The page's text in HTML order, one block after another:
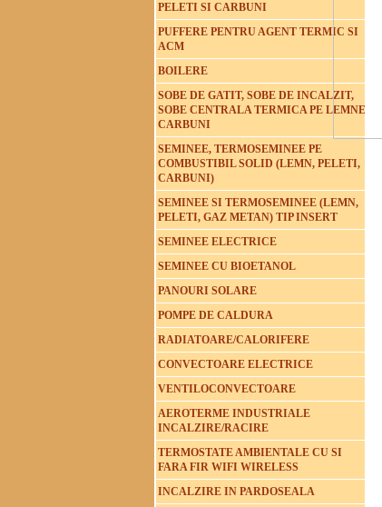
PELETI SI CARBUNI
PUFFERE PENTRU AGENT TERMIC SI
ACM
BOILERE
SOBE DE GATIT, SOBE DE INCALZIT,
SOBE CENTRALA TERMICA PE LEMNE
CARBUNI
SEMINEE, TERMOSEMINEE PE
COMBUSTIBIL SOLID (LEMN, PELETI,
CARBUNI)
SEMINEE SI TERMOSEMINEE (LEMN,
PELETI, GAZ METAN) TIP INSERT
SEMINEE ELECTRICE
SEMINEE CU BIOETANOL
PANOURI SOLARE
POMPE DE CALDURA
RADIATOARE/CALORIFERE
CONVECTOARE ELECTRICE
VENTILOCONVECTOARE
AEROTERME INDUSTRIALE
INCALZIRE/RACIRE
TERMOSTATE AMBIENTALE CU SI
FARA FIR WIFI WIRELESS
INCALZIRE IN PARDOSEALA